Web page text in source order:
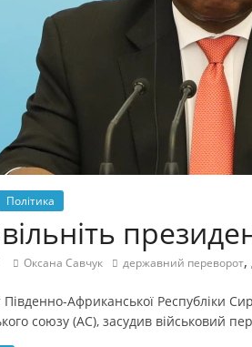
Політика
Оксана Савчук державний переворот,
Африканської Республіки
союзу (АС), засудив військовий